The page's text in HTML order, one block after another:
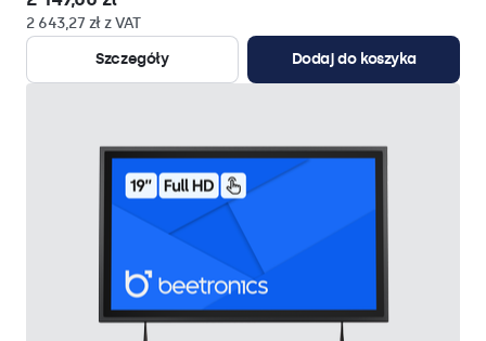
2 643,27 zł z VAT
Szczegóły
Dodaj do koszyka